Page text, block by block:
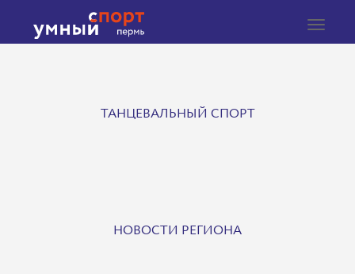
Toggle
ТАНЦЕВАЛЬНЫЙ СПОРТ
НОВОСТИ РЕГИОНА